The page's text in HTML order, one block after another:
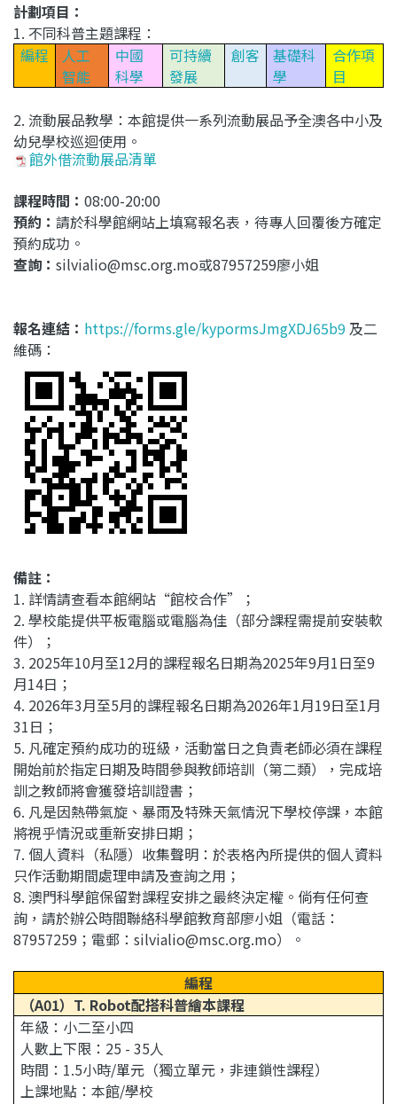
計劃項目：
1. 不同科普主題課程：
編程
人工
智能
中國
科學
可持續
發展
創客
基礎科
學
合作項
目
2. 流動展品教學：本館提供一系列流動展品予全澳各中小及
幼兒學校巡迴使用。
館外借流動展品清單
課程時間： 08:00-20:00
預約： 請於科學館網站上填寫報名表，待專人回覆後方確定
預約成功。
查詢： silvialio@msc.org.mo或87957259廖小姐
報名連結 ： https://forms.gle/kypormsJmgXDJ65b9 及二
維碼：
備註：
1. 詳情請查看本館網站“館校合作”；
2. 學校能提供平板電腦或電腦為佳（部分課程需提前安裝軟
件）；
3. 2025年10月至12月的課程報名日期為2025年9月1日至9
月14日；
4. 2026年3月至5月的課程報名日期為2026年1月19日至1月
31日 ；
5. 凡確定預約成功的班級，活動當日之負責老師必須在課程
開始前於指定日期及時間參與教師培訓（第二類），完成培
訓之教師將會獲發培訓證書；
6. 凡是因熱帶氣旋、暴雨及特殊天氣情況下學校停課，本館
將視乎情況或重新安排日期；
7. 個人資料（私隱）收集聲明：於表格內所提供的個人資料
只作活動期間處理申請及查詢之用；
8. 澳門科學館保留對課程安排之最終決定權。倘有任何查
詢，請於辦公時間聯絡科學館教育部廖小姐（電話：
87957259；電郵：silvialio@msc.org.mo）。
編程
（A01）T. Robot配搭科普繪本課程
年級：小二至小四
人數上下限：25 - 35人
時間：1.5小時/單元 （獨立單元，非連鎖性課程）
上課地點：本館/學校